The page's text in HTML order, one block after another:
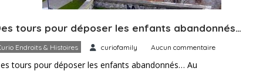
tours pour déposer les enfants abandonnés…
Endroits & Histoires curiofamily Aucun commentaire
tours pour déposer les enfants abandonnés… Au